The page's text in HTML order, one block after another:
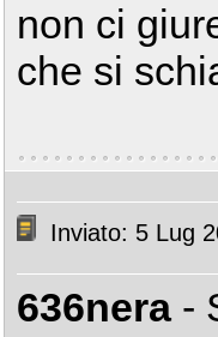
non ci
che si
Inviato: 5 Lug
636nera -